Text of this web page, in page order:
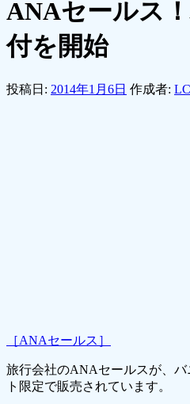
ANAセールス
付を開始
投稿日: 2014年1月6日 作成者:
［ANAセールス］
旅行会社のANAセールスが、
ト限定で販売されています。